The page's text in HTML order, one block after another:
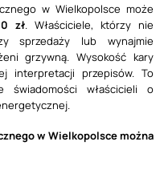
w Wielkopolsce może
zł. Właściciele, którzy nie
sprzedaży lub wynajmie
grzywną. Wysokość kary
interpretacji przepisów. To
świadomości właścicieli o
w Wielkopolsce można